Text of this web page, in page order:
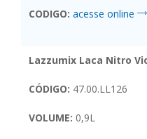
CODIGO: acesse online
Lazzumix Laca Nitro
CÓDIGO: 47.00.LL126
VOLUME: 0,9L